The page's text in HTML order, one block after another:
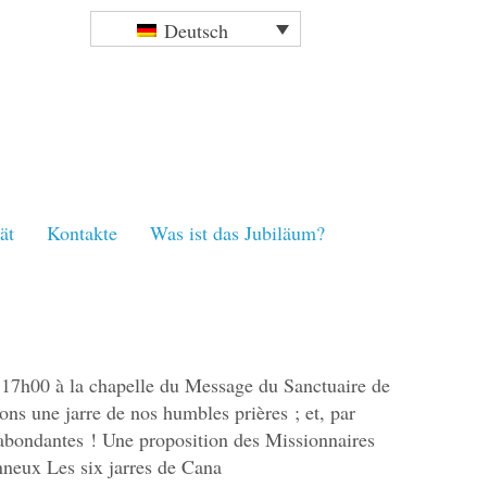
Deutsch
Kontakte Was ist das Jubiläum?
à la chapelle du Message du Sanctuaire de
une jarre de nos humbles prières ; et, par
! Une proposition des Missionnaires
Les six jarres de Cana